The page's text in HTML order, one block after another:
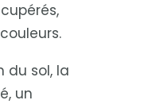
du sol, la
un